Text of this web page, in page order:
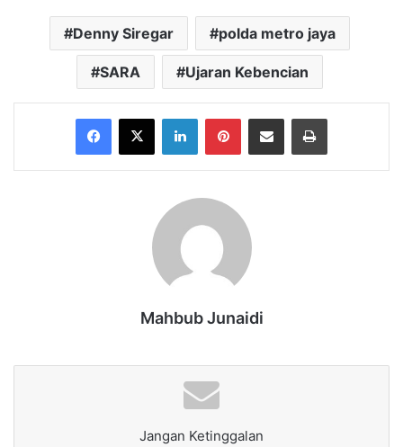
Denny Siregar polda metro jaya
SARA Ujaran Kebencian
Facebook
X LinkedInPinterestShare via Email Print
Mahbub Junaidi
Jangan Ketinggalan